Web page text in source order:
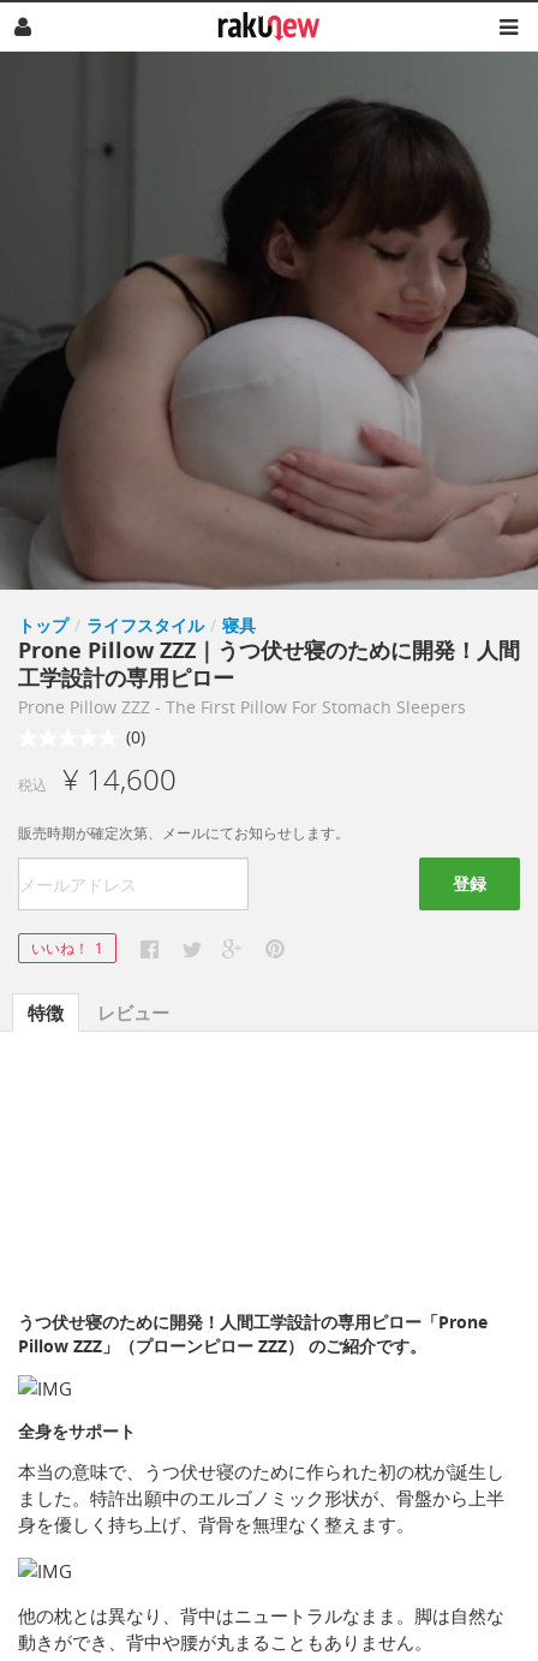
トップ / ライフスタイル / 寝具
Prone Pillow ZZZ｜うつ伏せ寝のために開発！人間
工学設計の専用ピロー
Prone Pillow ZZZ - The First Pillow For Stomach Sleepers
(0)
税込 ¥ 14,600
販売時期が確定次第、メールにてお知らせします。
登録
いいね！ 1
特徴 レビュー
うつ伏せ寝のために開発！人間工学設計の専用ピロー「Prone
Pillow ZZZ」（プローンピロー ZZZ） のご紹介です。
全身をサポート
本当の意味で、うつ伏せ寝のために作られた初の枕が誕生し
ました。特許出願中のエルゴノミック形状が、骨盤から上半
身を優しく持ち上げ、背骨を無理なく整えます。
他の枕とは異なり、背中はニュートラルなまま。脚は自然な
動きができ、背中や腰が丸まることもありません。